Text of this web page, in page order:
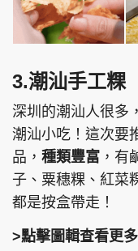
3.潮汕手工粿
深圳的潮汕人很多
潮汕小吃！這次要
品， 種類豐富 ，有
子、粟穗粿、紅菜
都是按盒帶走！
>點擊圖輯查看更